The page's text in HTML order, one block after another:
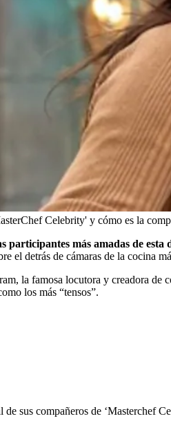
Celebrity' y cómo es la
participantes más amadas de esta
el detrás de cámaras de la cocina
la famosa locutora y creadora de
los más “tensos”.
sus compañeros de ‘Masterchef